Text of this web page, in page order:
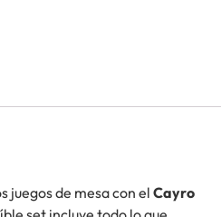
juegos de mesa con el Cayro